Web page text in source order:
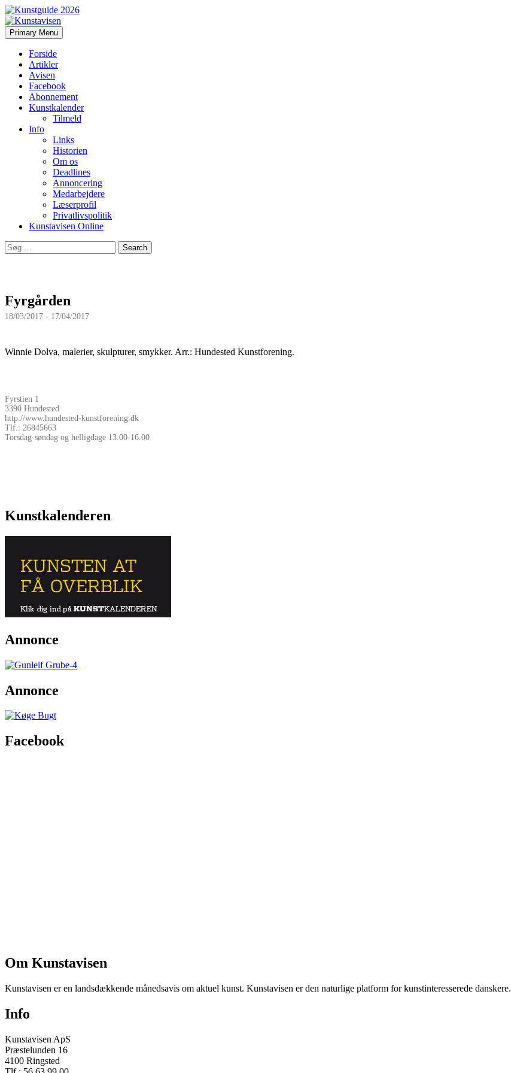
Kunstavisen
Search
Primary Menu Skip
to
Forside
Artikler
Avisen
Facebook
Abonnement
Kunstkalender
Tilmeld
Info
Links
Historien
Om os
Deadlines
Annoncering
Medarbejdere
Læserprofil
Privatlivspolitik
Kunstavisen Online
Search
for:
Fyrgården
18/03/2017 - 17/04/2017
Winnie Dolva, malerier, skulpturer, smykker. Arr.: Hundested Kunstforening.
Fyrstien 1
3390 Hundested
http://www.hundested-kunstforening.dk
Tlf.: 26845663
Torsdag-søndag og helligdage 13.00-16.00
Kunstkalenderen
Annonce
Annonce
Facebook
Om Kunstavisen
Kunstavisen er en landsdækkende månedsavis om aktuel kunst. Kunstavisen er den naturlige platform for kunstinteresserede danskere.
Info
Kunstavisen ApS
Præstelunden 16
4100 Ringsted